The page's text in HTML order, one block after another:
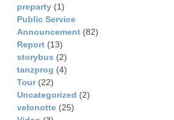
preparty (1)
Public Service
Announcement (82)
Report (13)
storybus (2)
tanzprog (4)
Tour(22)
Uncategorized (2)
velonotte (25)